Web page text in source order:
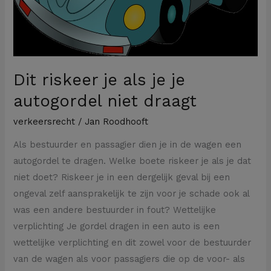
Dit riskeer je als je je
autogordel niet draagt
verkeersrecht / Jan Roodhooft
Als bestuurder en passagier dien je in de wagen een
autogordel te dragen. Welke boete riskeer je als je dat
niet doet? Riskeer je in een dergelijk geval bij een
ongeval zelf aansprakelijk te zijn voor je schade ook al
was een andere bestuurder in fout? Wettelijke
verplichting Je gordel dragen in een auto is een
wettelijke verplichting en dit zowel voor de bestuurder
van de wagen als voor passagiers die op de voor- als
draagt